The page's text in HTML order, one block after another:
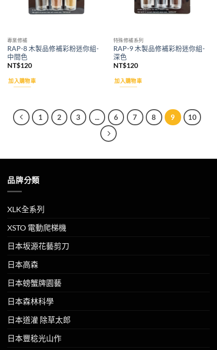
專業修補
RAP-8 木製品修補彩粉迷你組-
中間色
NT$120
加入購物車
特殊修補系列
RAP-9 木製品修補彩粉迷你組-
深色
NT$120
加入購物車
1 2 3 6 7 8 9 10
品牌分類
XLK全系列
XSTO 電動爬梯機
日本坂源花藝剪刀
日本高森
日本螃蟹牌園藝
日本森林科學
日本道灌 除草太郎
日本豐稔光山作